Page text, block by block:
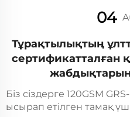
04
Тұрақтылықтың
сертификатталған
Біз сіздерге 120GSM
ысырап етілген тамақ